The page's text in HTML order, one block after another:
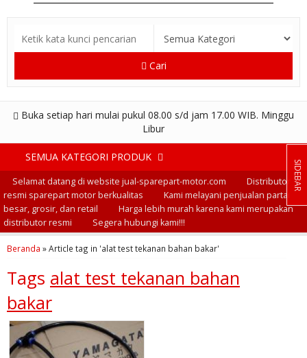
Cari
Buka setiap hari mulai pukul 08.00 s/d jam 17.00 WIB. Minggu
Libur
SEMUA KATEGORI PRODUK
Selamat datang di website jual-sparepart-motor.com
Distributor
resmi sparepart motor berkualitas
Kami melayani penjualan partai
besar, grosir, dan retail
Harga lebih murah karena kami merupakan
distributor resmi
Segera hubungi kami!!!
Beranda »Article tag in 'alat test tekanan bahan bakar'
Tags alat test tekanan bahan
bakar
SIDEBAR